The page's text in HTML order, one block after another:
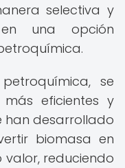
selectiva y
una opción
se
eficientes y
han desarrollado
biomasa en
reduciendo